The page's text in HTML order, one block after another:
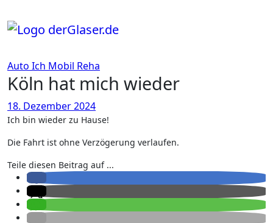
Inhalt
springen
Auto Ich Mobil Reha
Köln hat mich wieder
18. Dezember 2024
Ich bin wieder zu Hause!
Die Fahrt ist ohne Verzögerung verlaufen.
Teile diesen Beitrag auf ...